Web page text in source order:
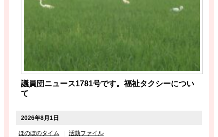
議員団ニュース1781号です。福祉タクシーについ
て
2026年8月1日
ほのぼのタイム 活動ファイル